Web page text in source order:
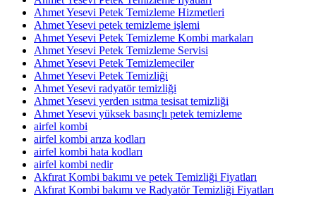
Ahmet Yesevi Petek Temizleme Hizmetleri
Ahmet Yesevi petek temizleme işlemi
Ahmet Yesevi Petek Temizleme Kombi markaları
Ahmet Yesevi Petek Temizleme Servisi
Ahmet Yesevi Petek Temizlemeciler
Ahmet Yesevi Petek Temizliği
Ahmet Yesevi radyatör temizliği
Ahmet Yesevi yerden ısıtma tesisat temizliği
Ahmet Yesevi yüksek basınçlı petek temizleme
airfel kombi
airfel kombi arıza kodları
airfel kombi hata kodları
airfel kombi nedir
Akfırat Kombi bakımı ve petek Temizliği Fiyatları
Akfırat Kombi bakımı ve Radyatör Temizliği Fiyatları